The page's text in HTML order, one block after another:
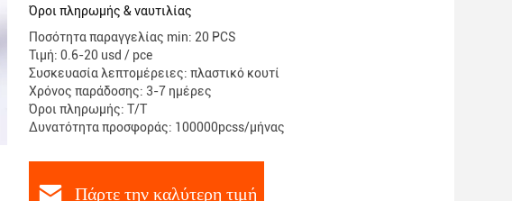
Όροι πληρωμής & ναυτιλίας
Ποσότητα παραγγελίας min: 20 PCS
Τιμή: 0.6-20 usd / pce
Συσκευασία λεπτομέρειες: πλαστικό κουτί
Χρόνος παράδοσης: 3-7 ημέρες
Όροι πληρωμής: Τ/Τ
Δυνατότητα προσφοράς: 100000pcss/μήνας
Πάρτε την καλύτερη τιμή